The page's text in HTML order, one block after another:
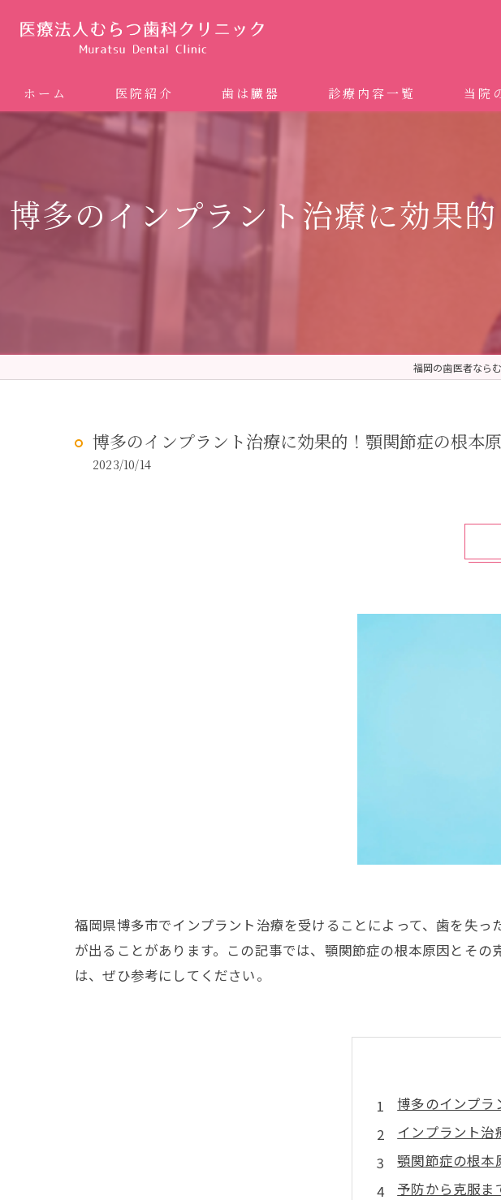
ホーム 医院紹介 歯は臓器 診療内容一覧
矯正歯科 (インビザライン、マウ
ホワイトニング
予防歯科 (メンテナンス)
当院
ドクタ
グルー
博多のインプラント治療に効果
福岡の歯医者なら
博多のインプラント治療に効果的！顎関節症の根本
2023/10/14
福岡県博多市でインプラント治療を受けることによって、歯を失
が出ることがあります。この記事では、顎関節症の根本原因とそ
は、ぜひ参考にしてください。
博多のインプラ
インプラント治
顎関節症の根本
予防から克服ま